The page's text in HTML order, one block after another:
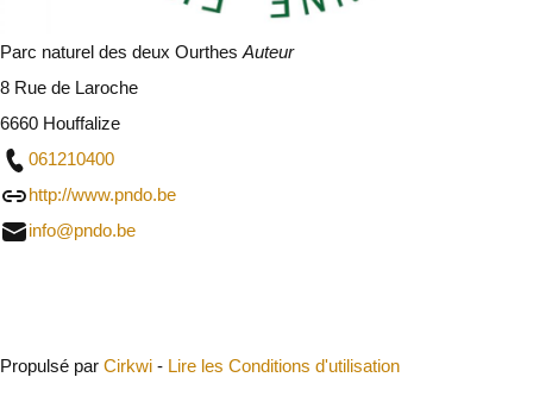
Parc naturel des deux Ourthes Auteur
8 Rue de Laroche
6660 Houffalize
061210400
http://www.pndo.be
info@pndo.be
Propulsé par Cirkwi - Lire les Conditions d'utilisation